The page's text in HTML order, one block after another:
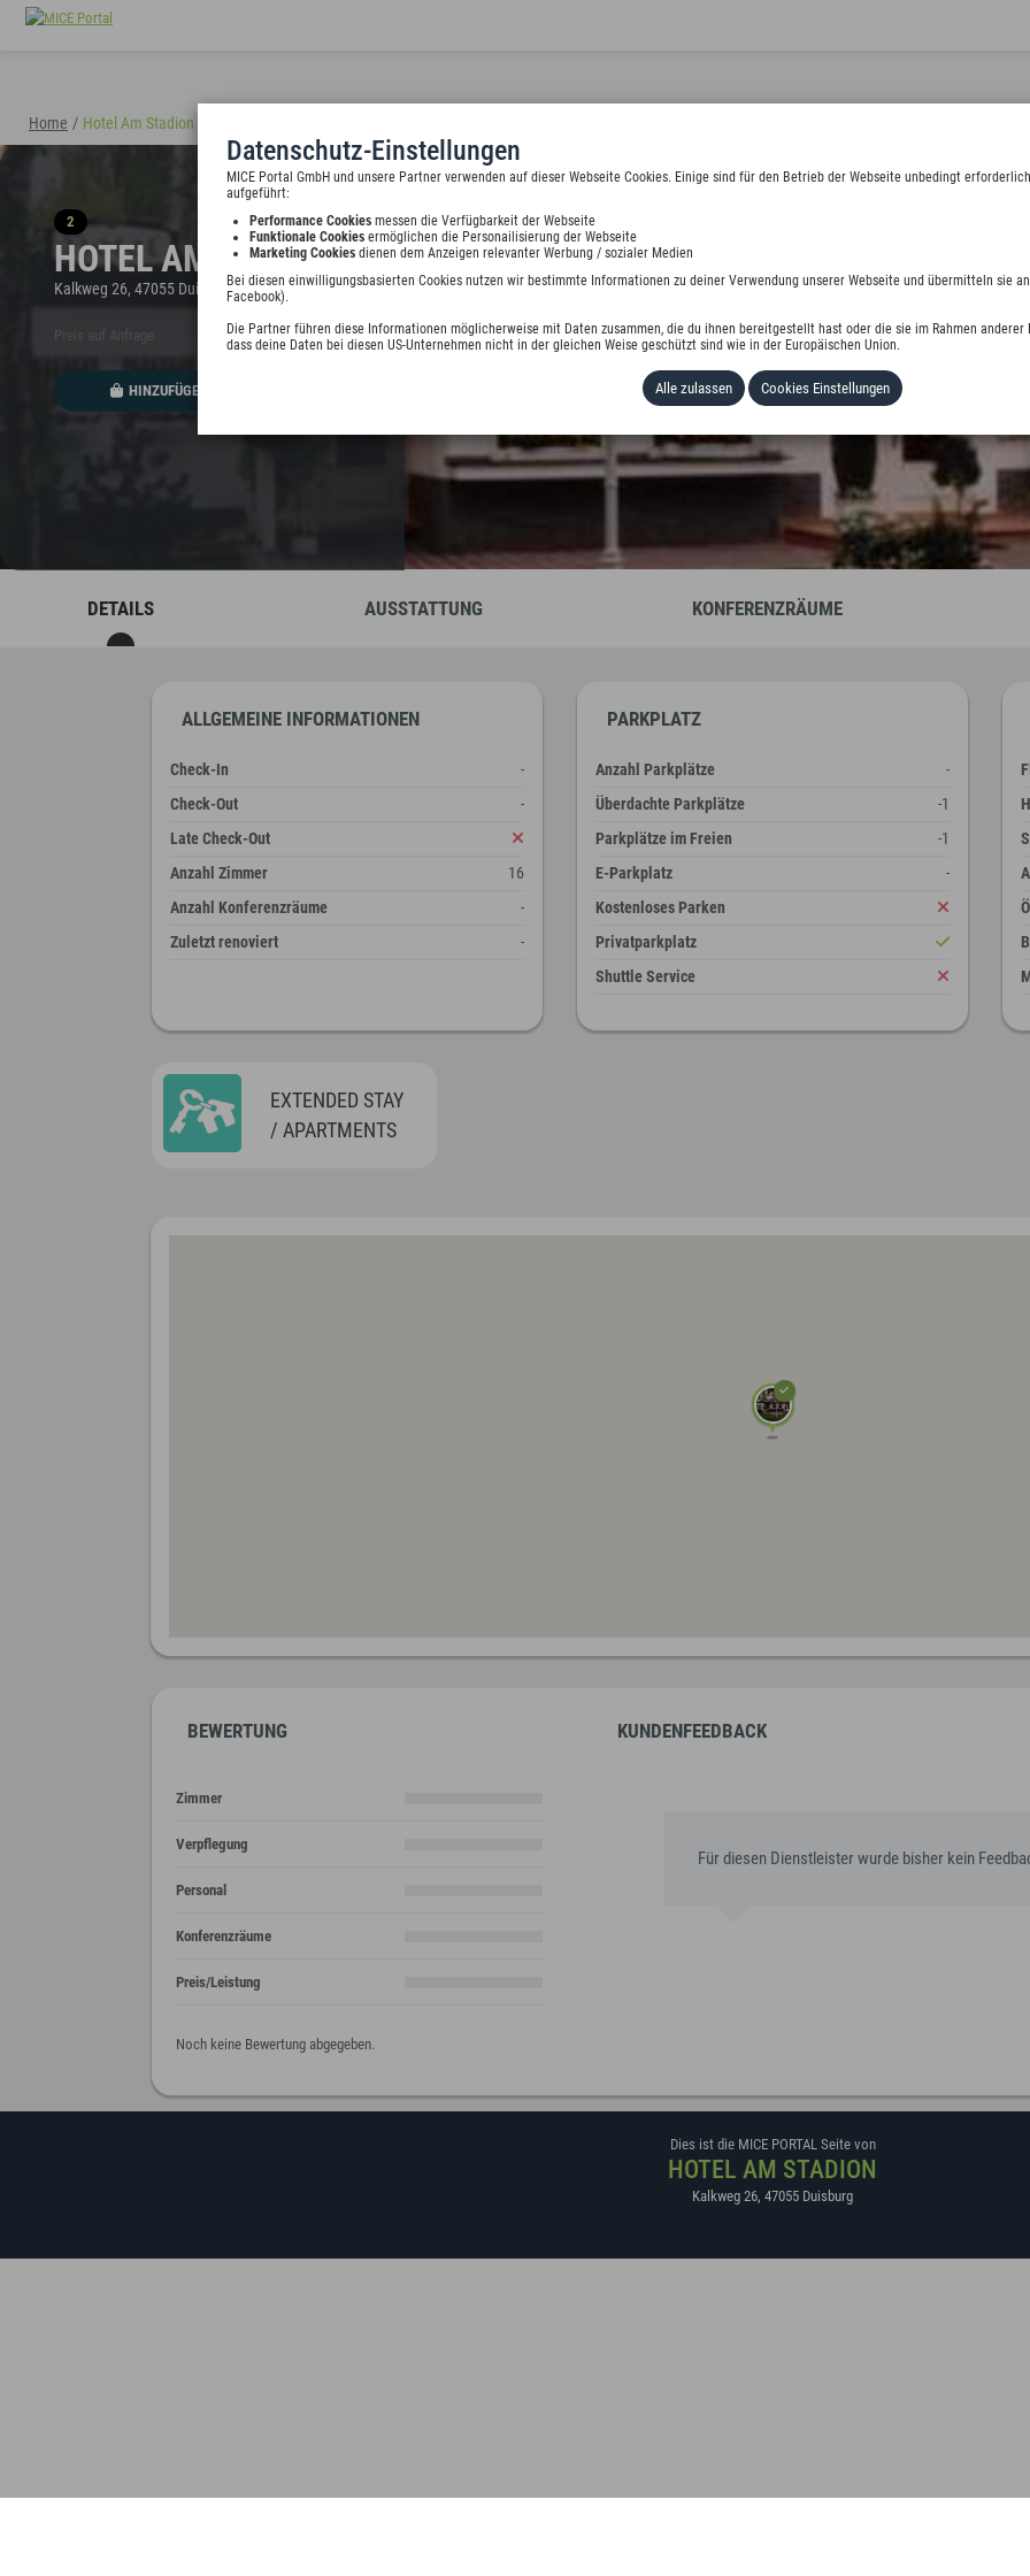
Datenschutz-Einstellungen
MICE Portal GmbH und unsere Partner verwenden auf dieser Webseite Cookies. Einige sind für den Betrieb der Webseite unbedingt
aufgeführt:
Performance Cookies messen die Verfügbarkeit der Webseite
Funktionale Cookies ermöglichen die Personailisierung der Webseite
Marketing Cookies dienen dem Anzeigen relevanter Werbung / sozialer Medien
Bei diesen einwilligungsbasierten Cookies nutzen wir bestimmte Informationen zu deiner Verwendung unserer Webseite und übermitteln sie
Facebook).
Die Partner führen diese Informationen möglicherweise mit Daten zusammen, die du ihnen bereitgestellt hast oder die sie im Rahmen anderer
dass deine Daten bei diesen US-Unternehmen nicht in der gleichen Weise geschützt sind wie in der Europäischen Union.
Alle zulassen Cookies Einstellungen
Home / Hotel Am Stadion
2
HOTEL AM STADION
Kalkweg 26, 47055 Duisburg, Deutschland
Preis auf Anfrage
HINZUFÜGEN
DETAILS AUSSTATTUNG KONFERENZRÄUME
ALLGEMEINE INFORMATIONEN
Check-In
-
Check-Out
-
Late Check-Out
Anzahl Zimmer
16
Anzahl Konferenzräume
-
Zuletzt renoviert
-
PARKPLATZ
Anzahl Parkplätze
-
Überdachte Parkplätze
-1
Parkplätze im Freien
-1
E-Parkplatz
-
Kostenloses Parken
Privatparkplatz
Shuttle Service
EXTENDED STAY
/ APARTMENTS
BEWERTUNG
Zimmer
Verpflegung
Personal
Konferenzräume
Preis/Leistung
Noch keine Bewertung abgegeben.
KUNDENFEEDBACK
Für diesen Dienstleister wurde bisher kein
Dies ist die MICE PORTAL Seite von
HOTEL AM STADION
Kalkweg 26, 47055 Duisburg